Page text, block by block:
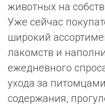
животных на
Уже сейчас
широкий
лакомств и
ежедневного
ухода за
содержания,